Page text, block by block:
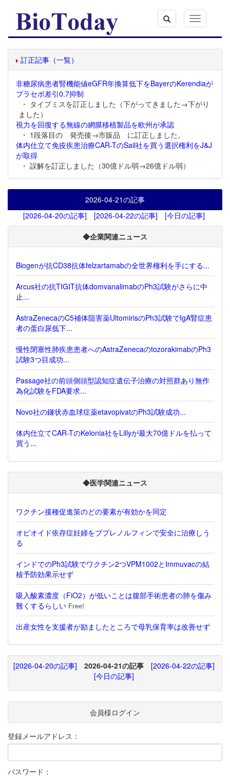
Toggle
navigation
訂正記事（一覧）
非糖尿病患者腎機能値eGFR年換算低下をBayerのKerendiaが
プラセボ差引0.7抑制
・ タイプミスを訂正しました（下がってきました→下がり
ました）
視力を回復する無線の網膜移植製品を欧州が承認
・ 1段落目の 発売後→市販品 に訂正しました。
体内仕立て免疫疾患治療CAR-TのSail社を買う選択権利をJ&J
が取得
・ 誤解を訂正しました（30億ドル弱→26億ドル弱）
2026-04-21の記事
[2026-04-20の記事]
[2026-04-22の記事] [今日の記事]
◆企業関連ニュース
Biogenが抗CD38抗体felzartamabの全世界権利を手にする...
Arcus社の抗TIGIT抗体domvanalimabのPh3試験がさらに中
止...
AstraZenecaのC5補体阻害薬UltomirisのPh3試験でIgA腎症患
者の蛋白尿低下...
慢性閉塞性肺疾患患者へのAstraZenecaのtozorakimabのPh3
試験3つ目成功...
Passage社の前頭側頭型認知症遺伝子治療の対照群あり無作
為化試験をFDA要求...
Novo社の鎌状赤血球症薬etavopivatのPh3試験成功...
体内仕立てCAR-TのKelonia社をLillyが最大70億ドルを払って
買う...
◆医学関連ニュース
ワクチン接種促進策のどの要素が有効かを同定
オピオイド依存症妊婦をブプレノルフィンで安全に治療しう
る
インドでのPh3試験でワクチン2つVPM1002とImmuvacの結
核予防効果示せず
吸入酸素濃度（FiO2）が低いことは腹部手術患者の肺を傷み
難くするらしい Free!
出産女性を支援者が励ましたところで母乳保育率は改善せず
[2026-04-20の記事] 2026-04-21の記事
[2026-04-22の記事]
[今日の記事]
会員様ログイン
登録メールアドレス：
パスワード：